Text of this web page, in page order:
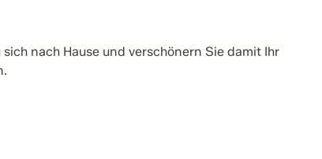
nach Hause und verschönern Sie damit Ihr